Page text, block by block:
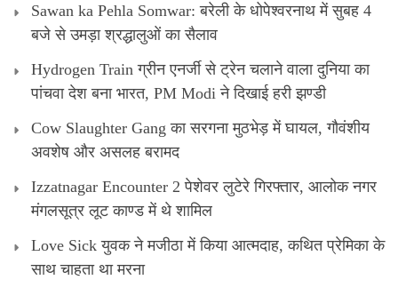
Sawan ka Pehla Somwar: बरेली के धोपेश्वरनाथ में सुबह 4
बजे से उमड़ा श्रद्धालुओं का सैलाव
Hydrogen Train ग्रीन एनर्जी से ट्रेन चलाने वाला दुनिया का
पांचवा देश बना भारत, PM Modi ने दिखाई हरी झण्डी
Cow Slaughter Gang का सरगना मुठभेड़ में घायल, गौवंशीय
अवशेष और असलह बरामद
Izzatnagar Encounter 2 पेशेवर लुटेरे गिरफ्तार, आलोक नगर
मंगलसूत्र लूट काण्‍ड में थे शामिल
Love Sick युवक ने मजीठा में किया आत्मदाह, कथित प्रेमिका के
साथ चाहता था मरना